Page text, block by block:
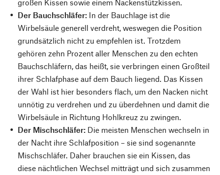
großen Kissen sowie einem Nackenstützkissen.
Der Bauchschläfer: In der Bauchlage ist die
Wirbelsäule generell verdreht, weswegen die Position
grundsätzlich nicht zu empfehlen ist. Trotzdem
gehören zehn Prozent aller Menschen zu den echten
Bauchschläfern, das heißt, sie verbringen einen Großteil
ihrer Schlafphase auf dem Bauch liegend. Das Kissen
der Wahl ist hier besonders flach, um den Nacken nicht
unnötig zu verdrehen und zu überdehnen und damit die
Wirbelsäule in Richtung Hohlkreuz zu zwingen.
Der Mischschläfer: Die meisten Menschen wechseln in
der Nacht ihre Schlafposition – sie sind sogenannte
Mischschläfer. Daher brauchen sie ein Kissen, das
diese nächtlichen Wechsel mitträgt und sich zusammen